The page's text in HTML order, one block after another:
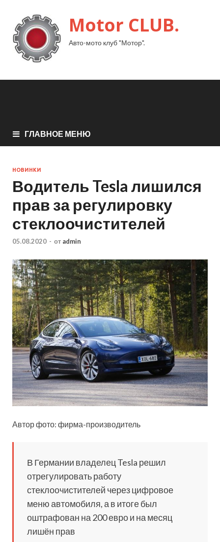
Motor CLUB.
Авто-мото клуб "Мотор".
ГЛАВНОЕ МЕНЮ
НОВИНКИ
Водитель Tesla лишился
прав за регулировку
стеклоочистителей
05.08.2020 - от admin
Автор фото: фирма-производитель
В Германии владелец Tesla решил
отрегулировать работу
стеклоочистителей через цифровое
меню автомобиля, а в итоге был
оштрафован на 200 евро и на месяц
лишён прав